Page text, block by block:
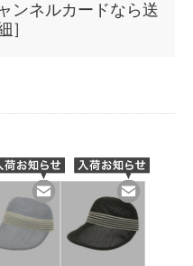
ンネルカードなら送
］